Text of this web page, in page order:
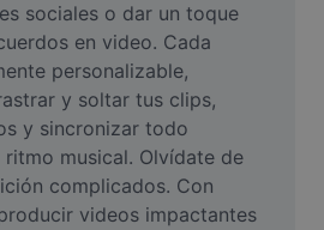
sociales o dar un toque
en video. Cada
personalizable,
y soltar tus clips,
y sincronizar todo
musical. Olvídate de
complicados. Con
videos impactantes